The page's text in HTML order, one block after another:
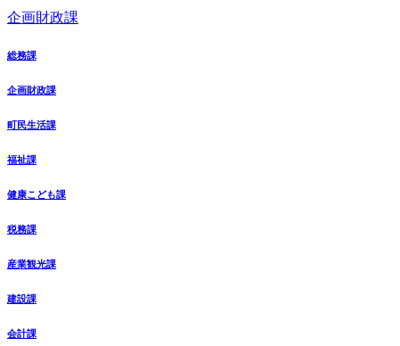
企画財政課
総務課
企画財政課
町民生活課
福祉課
健康こども課
税務課
産業観光課
建設課
会計課